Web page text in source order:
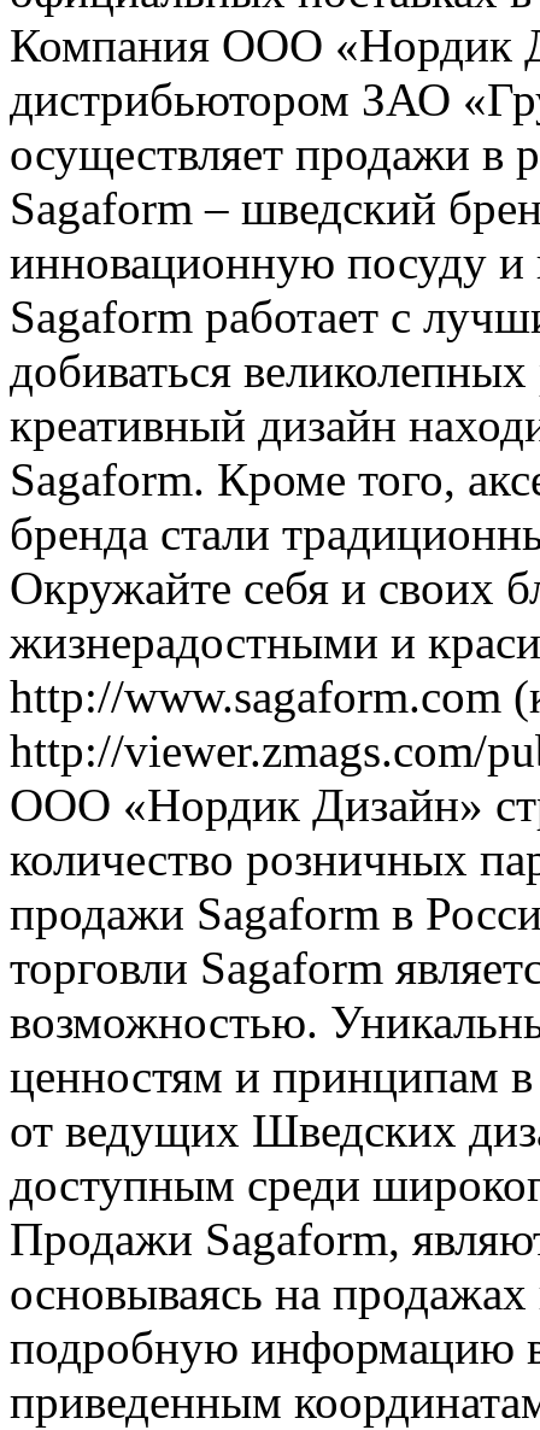
Компания ООО «Нордик
дистрибьютором ЗАО
осуществляет продажи в
Sagaform – шведский
инновационную посуду и
Sagaform работает с
добиваться
креативный дизайн
Sagaform. Кроме того,
бренда стали
Окружайте себя и своих
жизнерадостными и
http://www.sagaform.com
http://viewer.zmags.com/
ООО «Нордик Дизайн»
количество розничных
продажи Sagaform в
торговли Sagaform
возможностью.
ценностям и принципам
от ведущих Шведских
доступным среди
Продажи Sagaform,
основываясь на
подробную информацию
приведенным